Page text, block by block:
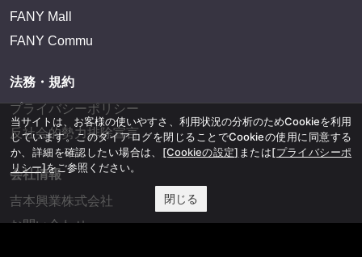
FANY Mall
FANY Commu
法務・規約
プライバシーポリシー
反社会的勢力排除宣言
会社情報
吉本興業株式会社
お問い合わせ
当サイトは、お客様の使いやすさ、利用状況の分析のためCookieを利用
しています。このダイアログを閉じることでCookieの使用に同意する
か、詳細を確認したい場合は、 [Cookieの設定] または[プライバシーポ
リシー]をご参照ください。
閉じる